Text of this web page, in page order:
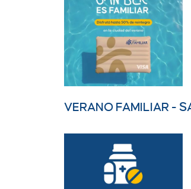
VERANO FAMILIAR -